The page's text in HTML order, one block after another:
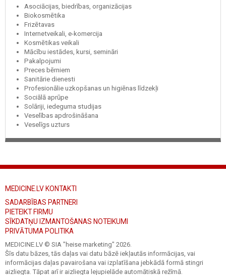
Asociācijas, biedrības, organizācijas
Biokosmētika
Frizētavas
Internetveikali, e-komercija
Kosmētikas veikali
Mācību iestādes, kursi, semināri
Pakalpojumi
Preces bērniem
Sanitārie dienesti
Profesionālie uzkopšanas un higiēnas līdzekļi
Sociālā aprūpe
Solāriji, iedeguma studijas
Veselības apdrošināšana
Veselīgs uzturs
MEDICINE.LV KONTAKTI
SADARBĪBAS PARTNERI
PIETEIKT FIRMU
SĪKDATŅU IZMANTOŠANAS NOTEIKUMI
PRIVĀTUMA POLITIKA
MEDICINE.LV © SIA "heise marketing" 2026.
Šīs datu bāzes, tās daļas vai datu bāzē iekļautās informācijas, vai
informācijas daļas pavairošana vai izplatīšana jebkādā formā stingri
aizliegta. Tāpat arī ir aizliegta lejupielāde automātiskā režīmā.